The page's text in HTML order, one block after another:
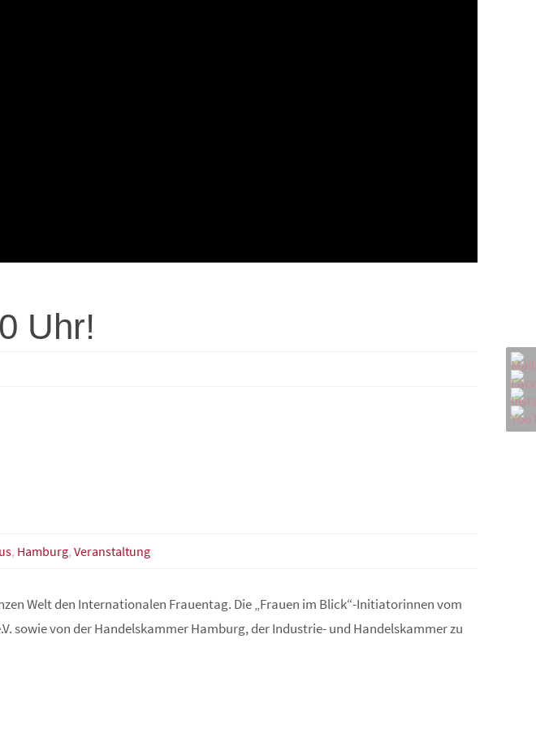
Uhr!
, Hamburg, Veranstaltung
Welt den Internationalen Frauentag. Die „Frauen im Blick“-Initiatorinnen vom
sowie von der Handelskammer Hamburg, der Industrie- und Handelskammer zu